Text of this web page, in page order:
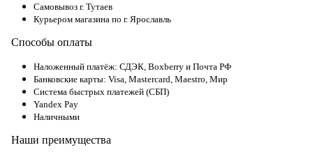
Самовывоз г. Тутаев
Курьером магазина по г. Ярославль
Способы оплаты
Наложенный платёж: СДЭК, Boxberry и Почта РФ
Банковские карты: Visa, Mastercard, Maestro, Мир
Система быстрых платежей (СБП)
Yandex Pay
Наличными
Наши преимущества